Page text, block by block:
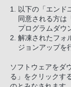
以下の「エンド
同意される方は
プログラムダウ
解凍されたフォ
ジョンアップを
ソフトウェアをダ
る」をクリックす